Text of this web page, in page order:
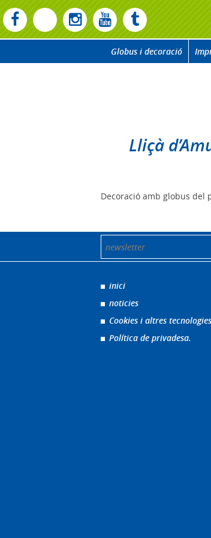
Globus i decoració
Lliçà
Decoració amb globus del
inici
noticies
Cookies i altres tecnologies
Política de privadesa.